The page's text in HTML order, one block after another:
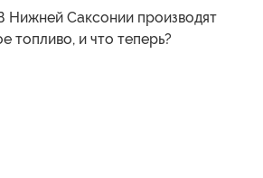
Нижней Саксонии производят
топливо, и что теперь?